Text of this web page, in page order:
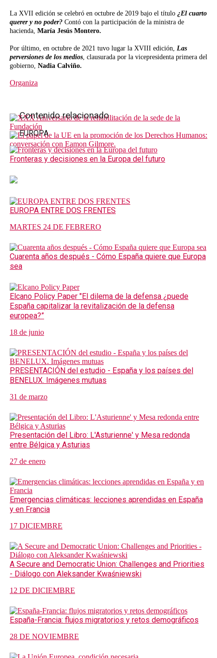
La XVII edición se celebró en octubre de 2019 bajo el título ¿El cuarto
querer y no poder? Contó con la participación de la ministra de
hacienda, María Jesús Montero.
Por último, en octubre de 2021 tuvo lugar la XVIII edición, Las
perversiones de los medios, clausurada por la vicepresidenta primera del
gobierno, Nadia Calviño.
Organiza
Contenido relacionado
EUROPA
Fronteras y decisiones en la Europa del futuro
EUROPA ENTRE DOS FRENTES
MARTES 24 DE FEBRERO
Cuarenta años después - Cómo España quiere que Europa
sea
Elcano Policy Paper "El dilema de la defensa ¿puede
España capitalizar la revitalización de la defensa
europea?”
18 de junio
PRESENTACIÓN del estudio - España y los países del
BENELUX. Imágenes mutuas
31 de marzo
Presentación del Libro: L'Asturienne' y Mesa redonda
entre Bélgica y Asturias
27 de enero
Emergencias climáticas: lecciones aprendidas en España
y en Francia
17 DICIEMBRE
A Secure and Democratic Union: Challenges and Priorities
- Diálogo con Aleksander Kwaśniewski
12 DE DICIEMBRE
España-Francia: flujos migratorios y retos demográficos
28 DE NOVIEMBRE